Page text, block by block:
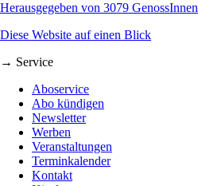
Herausgegeben von 3079 GenossInnen
Diese Website auf einen Blick
→ Service
Aboservice
Abo kündigen
Newsletter
Werben
Veranstaltungen
Terminkalender
Kontakt